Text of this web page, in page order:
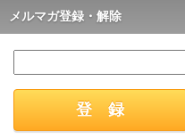
メルマガ登録・解除